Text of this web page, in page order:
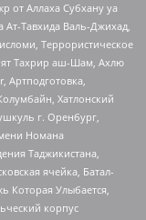
от Аллаха Субхану уа
Тавхида Валь-Джихад,
Террористическое
Тахрир аш-Шам, Ахлю
Артподготовка,
Хатлонский
г. Оренбург,
Номана
Таджикистана,
ячейка, Батал-
Которая Улыбается,
корпус